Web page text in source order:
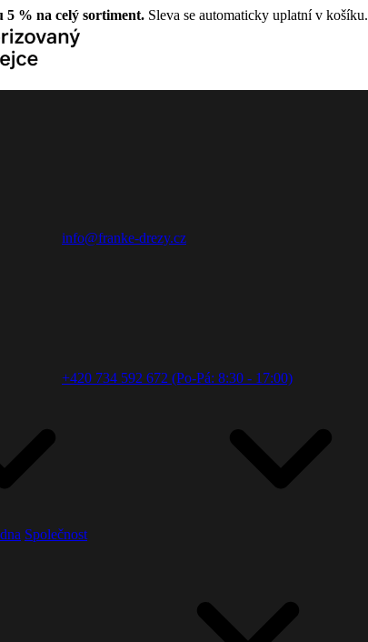
5 % na celý sortiment. Sleva se automaticky uplatní v košíku.
info@franke-drezy.cz
+420 734 592 672 (Po-Pá: 8:30 - 17:00)
Společnost